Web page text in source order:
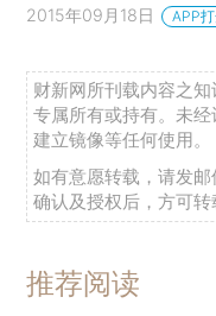
2015年09月18日 APP
财新网所刊载内容之
专属所有或持有。未
建立镜像等任何使用。
如有意愿转载，请发邮
确认及授权后，方可转
推荐阅读